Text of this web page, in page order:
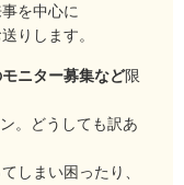
を中心に
りします。
ニター募集など限
。どうしても訳あ
しまい困ったり、